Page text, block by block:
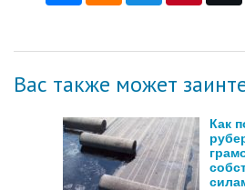
Вас также может
Как